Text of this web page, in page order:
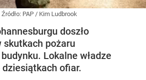
Źródło: PAP / Kim Ludbrook
doszło
skutkach pożaru
Lokalne władze
ofiar.